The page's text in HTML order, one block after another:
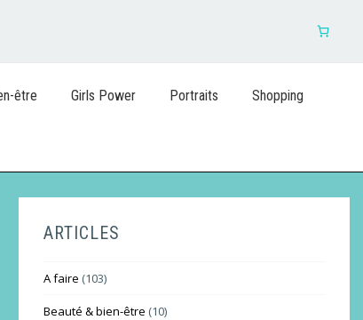
être Girls Power Portraits Shopping
ARTICLES
A faire (103)
Beauté & bien-être (10)